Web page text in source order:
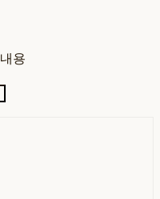
내용